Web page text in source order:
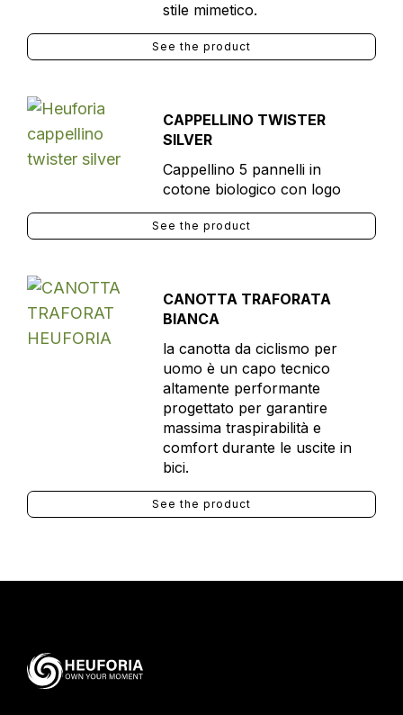
stile mimetico.
See the product
CAPPELLINO TWISTER
SILVER
Cappellino 5 pannelli in
cotone biologico con logo
See the product
CANOTTA TRAFORATA
BIANCA
la canotta da ciclismo per
uomo è un capo tecnico
altamente performante
progettato per garantire
massima traspirabilità e
comfort durante le uscite in
bici.
See the product